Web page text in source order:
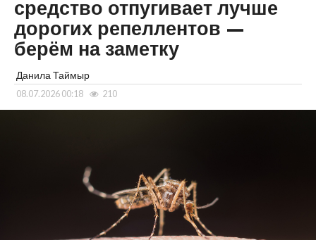
средство отпугивает лучше
дорогих репеллентов —
берём на заметку
Данила Таймыр
08.07.2026 00:18 210